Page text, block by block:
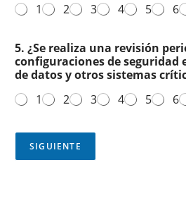
1
2 3 4 5 6
5. ¿Se realiza una revisión
configuraciones de seguridad
de datos y otros sistemas
1
2 3 4 5 6
SIGUIENTE